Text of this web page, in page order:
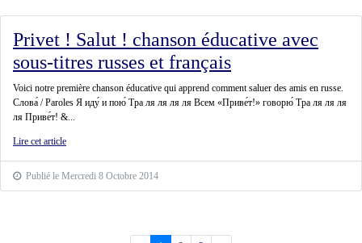
Privet ! Salut ! chanson éducative avec
sous-titres russes et français
Voici notre première chanson éducative qui apprend comment saluer des amis en russe.
Слова́ / Paroles Я иду́ и пою́ Тра ля ля ля ля Всем «Приве́т!» говорю́ Тра ля ля ля
ля Приве́т! &...
Lire cet article
Publié le Mercredi 8 Octobre 2014